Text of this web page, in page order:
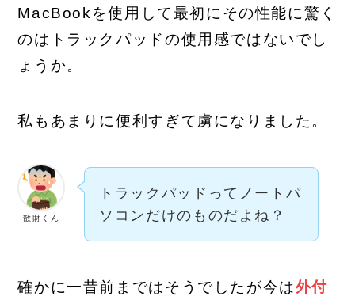
MacBookを使用して最初にその性能に驚く
のはトラックパッドの使用感ではないでし
ょうか。
私もあまりに便利すぎて虜になりました。
散財くん
トラックパッドってノートパ
ソコンだけのものだよね？
確かに一昔前まではそうでしたが今は外付